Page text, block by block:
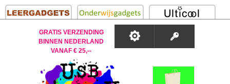
GRATIS VERZENDING
BINNEN NEDERLAND
VANAF € 25,--